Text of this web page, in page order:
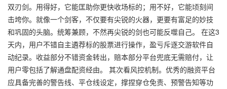
双刃剑。用得好，它能匡助你更快收场标的；用不好，它能顷刻间
击垮你。就像一个剑客，不仅要有尖锐的火器，更要有富足的妙技
和巩固的头脑。统筹兼顾，不然再尖锐的剑也可能反噬自己。 在这3
天内，用户不错自主遴荐标的股票进行操作，盈亏斥逐交游软件自
动纪录。收益部分不错资金转出，赔本部分平台兜底无需赔付，让
用户零包括了解通盘配资经由。 其次看风控机制。优秀的融资平台
应具备完善的警告线、平仓线设定，撑捏穿仓免责、预警告知等功